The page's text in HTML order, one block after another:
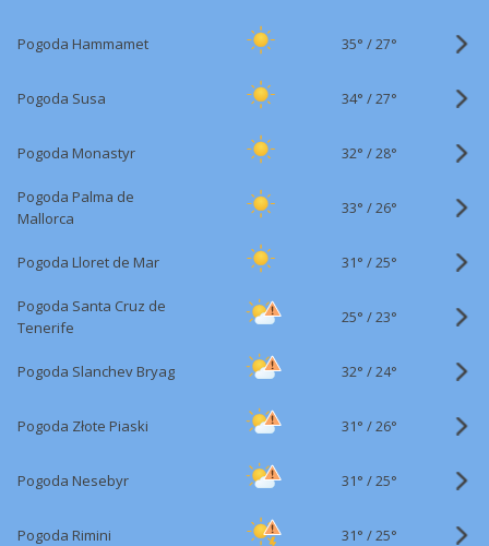
Pogoda Hammamet 35° /27°
Pogoda Susa 34° /27°
Pogoda Monastyr 32° /28°
Pogoda Palma de
Mallorca
33° /26°
Pogoda Lloret de Mar 31° /25°
Pogoda Santa Cruz de
Tenerife
25° /23°
Pogoda Slanchev Bryag 32° /24°
Pogoda Złote Piaski 31° /26°
Pogoda Nesebyr 31° /25°
Pogoda Rimini 31° /25°